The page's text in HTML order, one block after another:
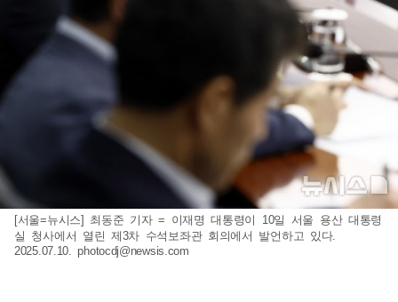
[서울=뉴시스] 최동준 기자 = 이재명 대통령이 10일 서울 용산 대통령
실 청사에서 열린 제3차 수석보좌관 회의에서 발언하고 있다.
2025.07.10.photocdj@newsis.com